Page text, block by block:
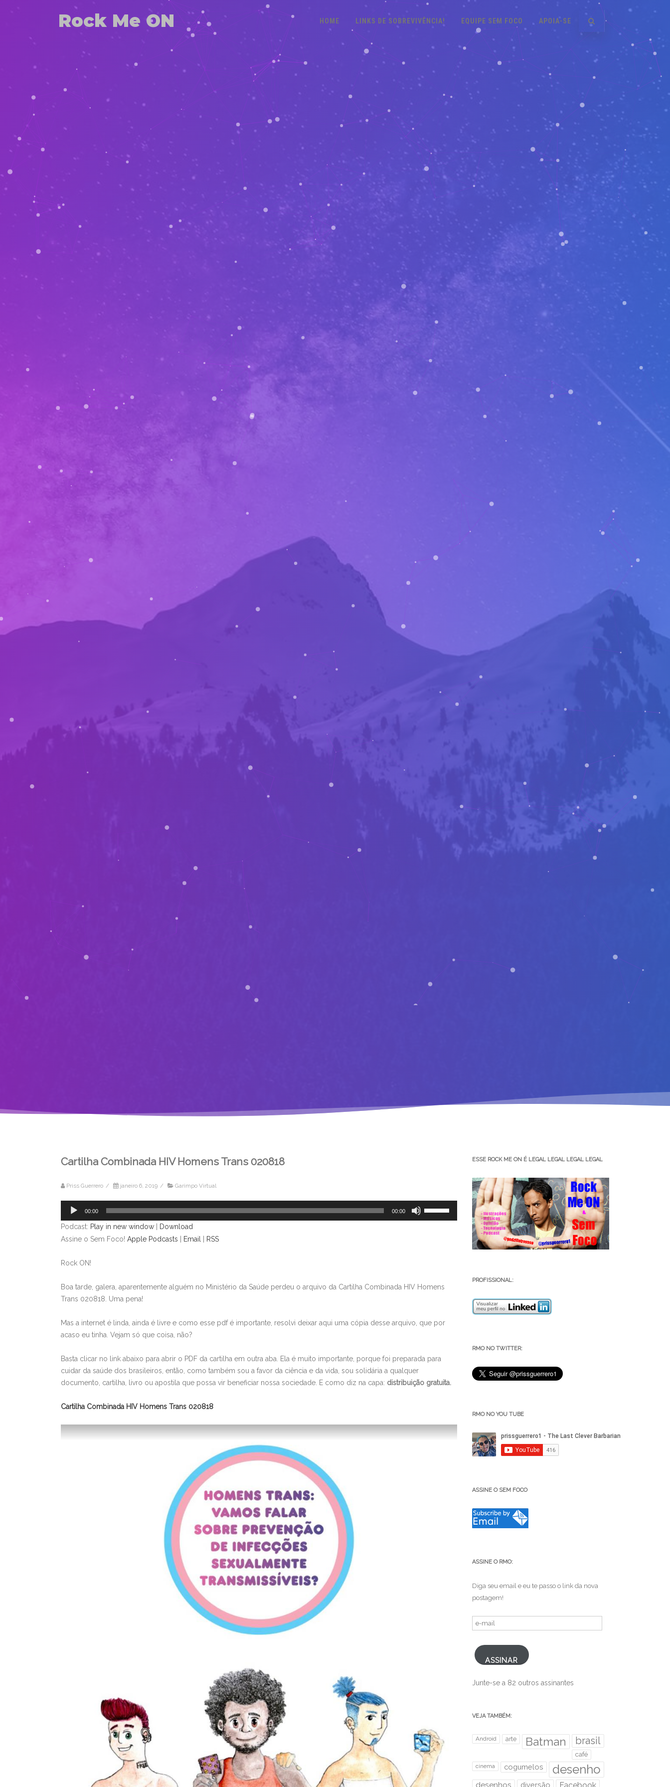
Rock Me ON HOME LINKS DE SOBREVIVÊNCIA! EQUIPE SEM FOCO APOIA-SE
Cartilha Combinada HIV Homens Trans 020818
Priss Guerrero / janeiro 6, 2019 / Garimpo Virtual
Tocador
áudio
00:00 00:00
baixo
ou
volume.
Podcast: Play in new window
Download
Assine o Sem Foco! Apple Podcasts Email RSS
Rock ON!
Boa tarde, galera, aparentemente alguém no Ministério da Saúde perdeu o arquivo da Cartilha Combinada HIV Homens
Trans 020818. Uma pena!
Mas a internet é linda, ainda é livre e como esse pdf é importante, resolvi deixar aqui uma cópia desse arquivo, que por
acaso eu tinha. Vejam só que coisa, não?
Basta clicar no link abaixo para abrir o PDF da cartilha em outra aba. Ela é muito importante, porque foi preparada para
cuidar da saúde dos brasileiros, então, como também sou a favor da ciência e da vida, sou solidária a qualquer
documento, cartilha, livro ou apostila que possa vir beneficiar nossa sociedade. E como diz na capa: distribuição gratuita.
Cartilha Combinada HIV Homens Trans 020818
ESSE ROCK ME ON É LEGAL LEGAL LEGAL LEGAL
PROFISSIONAL:
RMO NO TWITTER:
RMO NO YOU TUBE
ASSINE O SEM FOCO
ASSINE O RMO:
Diga seu email e eu te passo o link da nova
postagem!
e-
mail
ASSINAR
Junte-se a 82 outros assinantes
VEJA TAMBÉM:
Android arte Batman brasil
café
cinema cogumelos desenho
desenhos diversão Facebook